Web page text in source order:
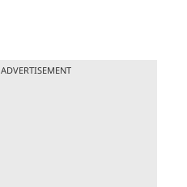
ADVERTISEMENT